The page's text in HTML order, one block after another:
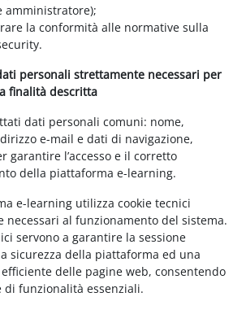
amministratore);
la conformità alle normative sulla
personali strettamente necessari per
finalità descritta
dati personali comuni: nome,
e-mail e dati di navigazione,
garantire l’accesso e il corretto
della piattaforma e-learning.
e-learning utilizza cookie tecnici
necessari al funzionamento del sistema.
servono a garantire la sessione
sicurezza della piattaforma ed una
delle pagine web, consentendo
di funzionalità essenziali.